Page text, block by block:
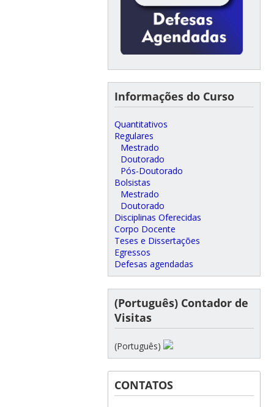
Informações do Curso
Quantitativos
Regulares
Mestrado
Doutorado
Pós-Doutorado
Bolsistas
Mestrado
Doutorado
Disciplinas Oferecidas
Corpo Docente
Teses e Dissertações
Egressos
Defesas agendadas
(Português) Contador de
Visitas
(Português)
CONTATOS